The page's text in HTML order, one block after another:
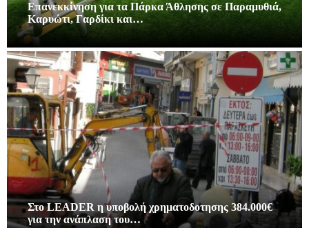
Επανεκκίνηση για τα Πάρκα Άθλησης σε Παραμυθιά,
Καρυώτι, Γαρδίκι και…
Στο LEADER η υποβολή χρηματοδοτησης 384.000€
για την ανάπλαση του…